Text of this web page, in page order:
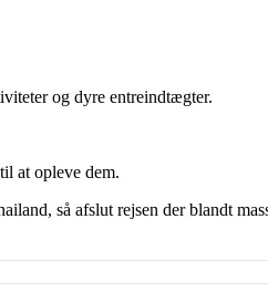
og dyre entreindtægter.
at opleve dem.
så afslut rejsen der blandt